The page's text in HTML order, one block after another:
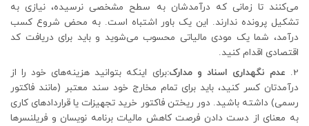
می‌کنند تا زمانی که درآمدشان به سطح مشخصی نرسیده، نیازی به
تشکیل پرونده ندارند. این یک باور اشتباه است. به محض شروع کسب
درآمد، شما یک مودی مالیاتی محسوب می‌شوید و باید برای دریافت کد
اقتصادی اقدام کنید.
عدم نگهداری اسناد و مدارک:برای اینکه بتوانید هزینه‌های خود را از
درآمدتان کسر کنید، باید برای تمام مخارج خود سند معتبر (مانند فاکتور
رسمی) داشته باشید. دور ریختن فاکتور خرید تجهیزات یا قراردادهای کاری
به معنای از دست دادن فرصت کاهش مالیات برنامه نویسان و فریلنسرها